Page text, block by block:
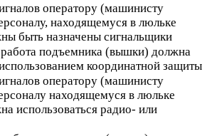
оператору (машинисту
находящемуся в люльке
быть назначены сигнальщики
подъемника (вышки) должна
координатной защиты
оператору (машинисту
находящемуся в люльке
использоваться радио- или